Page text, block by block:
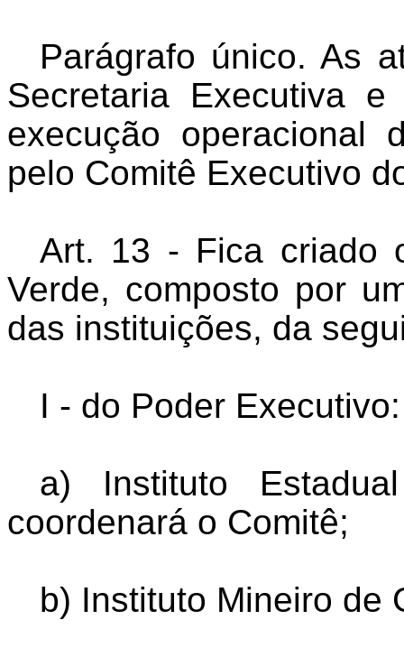
Parágrafo único. As
Secretaria Executiva
execução operacional
pelo Comitê Executivo
Art. 13 - Fica criado
Verde, composto por
das instituições, da
I - do Poder Executivo:
a) Instituto
coordenará o Comitê;
b) Instituto Mineiro de